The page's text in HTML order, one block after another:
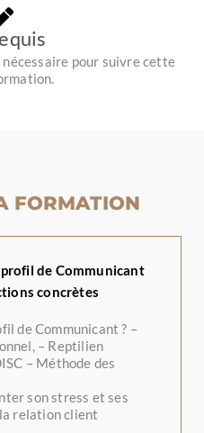
nécessaire pour suivre cette
FORMATION
de Communicant
concrètes
de Communicant ? –
– Reptilien
– Méthode des
son stress et ses
relation client